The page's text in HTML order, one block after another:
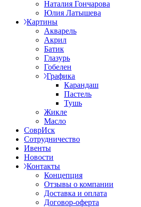
Наталия Гончарова
Юлия Латышева
Картины
Акварель
Акрил
Батик
Глазурь
Гобелен
Графика
Карандаш
Пастель
Тушь
Жикле
Масло
СоврИск
Сотрудничество
Ивенты
Новости
Контакты
Концепция
Отзывы о компании
Доставка и оплата
Договор-оферта